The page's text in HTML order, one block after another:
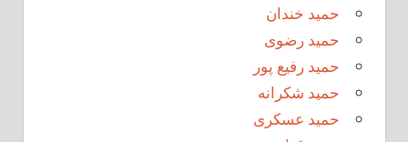
حمید خندان
حمید رضوی
حمید رفیع پور
حمید شکرانه
حمید عسکری